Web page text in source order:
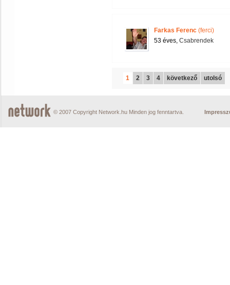
Farkas Ferenc (ferci)
53 éves, Csabrendek
1 2 3 4 következő utolsó
© 2007 Copyright Network.hu Minden jog fenntartva.